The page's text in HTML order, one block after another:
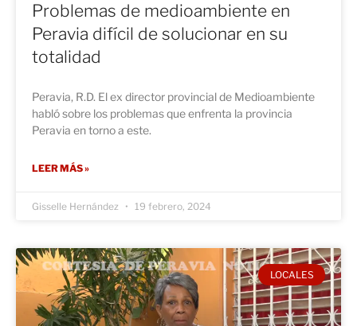
Problemas de medioambiente en
Peravia difícil de solucionar en su
totalidad
Peravia, R.D. El ex director provincial de Medioambiente
habló sobre los problemas que enfrenta la provincia
Peravia en torno a este.
LEER MÁS »
Gisselle Hernández 19 febrero, 2024
LOCALES